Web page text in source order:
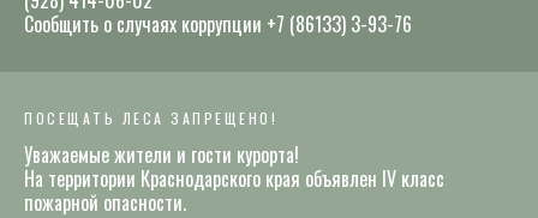
Сообщить о случаях коррупции +7 (86133) 3-93-76
ПОСЕЩАТЬ ЛЕСА ЗАПРЕЩЕНО!
Уважаемые жители и гости курорта!
На территории Краснодарского края объявлен IV класс
пожарной опасности.